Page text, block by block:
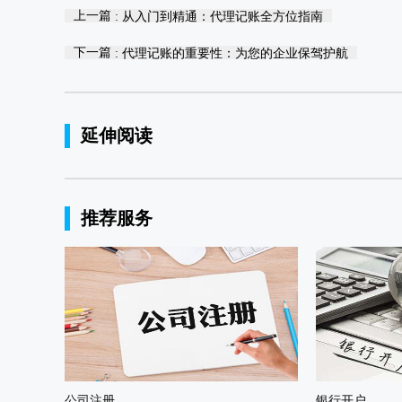
上一篇 : 从入门到精通：代理记账全方位指南
下一篇 : 代理记账的重要性：为您的企业保驾护航
延伸阅读
推荐服务